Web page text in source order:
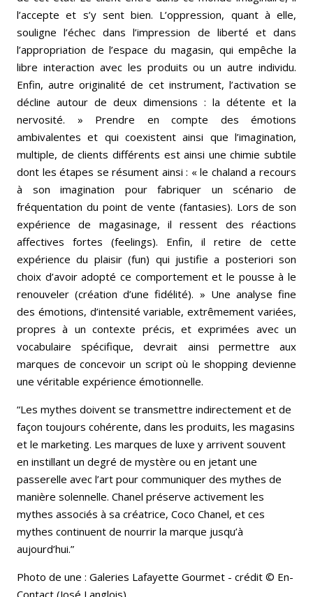
l’accepte et s’y sent bien. L’oppression, quant à elle,
souligne l’échec dans l’impression de liberté et dans
l’appropriation de l’espace du magasin, qui empêche la
libre interaction avec les produits ou un autre individu.
Enfin, autre originalité de cet instrument, l’activation se
décline autour de deux dimensions : la détente et la
nervosité. » Prendre en compte des émotions
ambivalentes et qui coexistent ainsi que l’imagination,
multiple, de clients différents est ainsi une chimie subtile
dont les étapes se résument ainsi : « le chaland a recours
à son imagination pour fabriquer un scénario de
fréquentation du point de vente (fantasies). Lors de son
expérience de magasinage, il ressent des réactions
affectives fortes (feelings). Enfin, il retire de cette
expérience du plaisir (fun) qui justifie a posteriori son
choix d’avoir adopté ce comportement et le pousse à le
renouveler (création d’une fidélité). » Une analyse fine
des émotions, d’intensité variable, extrêmement variées,
propres à un contexte précis, et exprimées avec un
vocabulaire spécifique, devrait ainsi permettre aux
marques de concevoir un script où le shopping devienne
une véritable expérience émotionnelle.
“Les mythes doivent se transmettre indirectement et de
façon toujours cohérente, dans les produits, les magasins
et le marketing. Les marques de luxe y arrivent souvent
en instillant un degré de mystère ou en jetant une
passerelle avec l’art pour communiquer des mythes de
manière solennelle. Chanel préserve activement les
mythes associés à sa créatrice, Coco Chanel, et ces
mythes continuent de nourrir la marque jusqu’à
aujourd’hui.”
Photo de une : Galeries Lafayette Gourmet - crédit © En-